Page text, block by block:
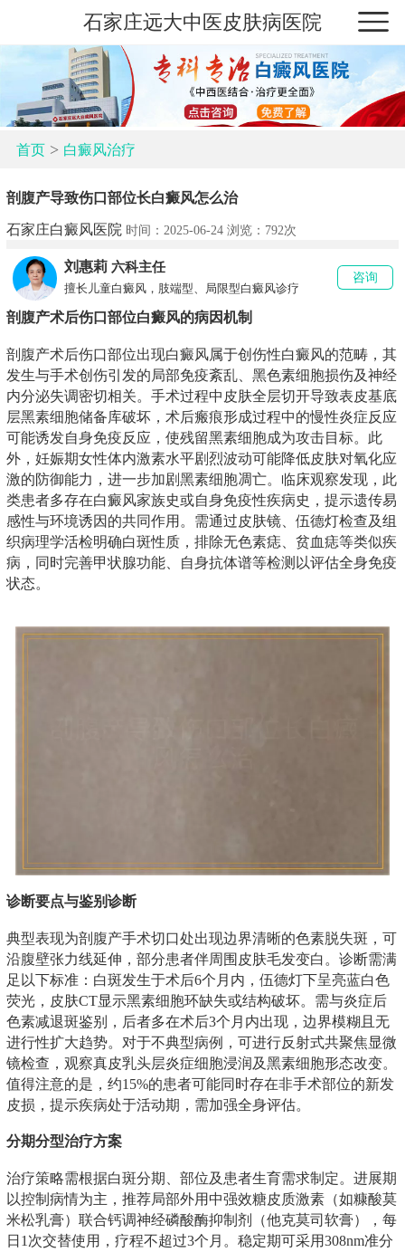
石家庄远大中医皮肤病医院
首页> 白癜风治疗
剖腹产导致伤口部位长白癜风怎么治
石家庄白癜风医院 时间：2025-06-24 浏览： 792次
刘惠莉 六科主任
擅长儿童白癜风，肢端型、局限型白癜风诊疗
咨询
剖腹产术后伤口部位白癜风的病因机制
剖腹产术后伤口部位出现白癜风属于创伤性白癜风的范畴，其
发生与手术创伤引发的局部免疫紊乱、黑色素细胞损伤及神经
内分泌失调密切相关。手术过程中皮肤全层切开导致表皮基底
层黑素细胞储备库破坏，术后瘢痕形成过程中的慢性炎症反应
可能诱发自身免疫反应，使残留黑素细胞成为攻击目标。此
外，妊娠期女性体内激素水平剧烈波动可能降低皮肤对氧化应
激的防御能力，进一步加剧黑素细胞凋亡。临床观察发现，此
类患者多存在白癜风家族史或自身免疫性疾病史，提示遗传易
感性与环境诱因的共同作用。需通过皮肤镜、伍德灯检查及组
织病理学活检明确白斑性质，排除无色素痣、贫血痣等类似疾
病，同时完善甲状腺功能、自身抗体谱等检测以评估全身免疫
状态。
诊断要点与鉴别诊断
典型表现为剖腹产手术切口处出现边界清晰的色素脱失斑，可
沿腹壁张力线延伸，部分患者伴周围皮肤毛发变白。诊断需满
足以下标准：白斑发生于术后6个月内，伍德灯下呈亮蓝白色
荧光，皮肤CT显示黑素细胞环缺失或结构破坏。需与炎症后
色素减退斑鉴别，后者多在术后3个月内出现，边界模糊且无
进行性扩大趋势。对于不典型病例，可进行反射式共聚焦显微
镜检查，观察真皮乳头层炎症细胞浸润及黑素细胞形态改变。
值得注意的是，约15%的患者可能同时存在非手术部位的新发
皮损，提示疾病处于活动期，需加强全身评估。
分期分型治疗方案
治疗策略需根据白斑分期、部位及患者生育需求制定。进展期
以控制病情为主，推荐局部外用中强效糖皮质激素（如糠酸莫
米松乳膏）联合钙调神经磷酸酶抑制剂（他克莫司软膏），每
日1次交替使用，疗程不超过3个月。稳定期可采用308nm准分